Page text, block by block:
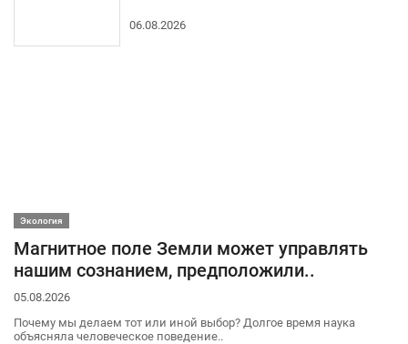
06.08.2026
Экология
Магнитное поле Земли может управлять
нашим сознанием, предположили..
05.08.2026
Почему мы делаем тот или иной выбор? Долгое время наука
объясняла человеческое поведение..